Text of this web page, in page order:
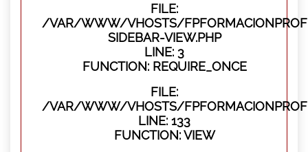
FILE:
/VAR/WWW/VHOSTS/
SIDEBAR-VIEW.PHP
LINE: 3
FUNCTION: REQUIRE_ONCE
FILE:
/VAR/WWW/VHOSTS/
LINE: 133
FUNCTION: VIEW